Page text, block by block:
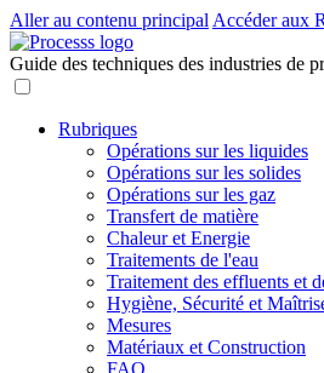
Aller au contenu principal Accéder aux
Guide des techniques des industries de
Rubriques
Opérations sur les liquides
Opérations sur les solides
Opérations sur les gaz
Transfert de matière
Chaleur et Energie
Traitements de l'eau
Traitement des effluents et
Hygiène, Sécurité et
Mesures
Matériaux et Construction
FAQ